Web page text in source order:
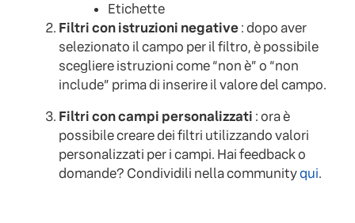
Etichette
Filtri con istruzioni negative: dopo aver
selezionato il campo per il filtro, è possibile
scegliere istruzioni come “non è” o “non
include” prima di inserire il valore del campo.
Filtri con campi personalizzati : ora è
possibile creare dei filtri utilizzando valori
personalizzati per i campi. Hai feedback o
domande? Condividili nella communityqui.